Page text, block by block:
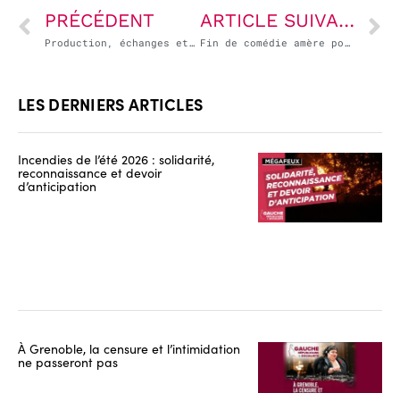
PRÉCÉDENT
Production, échanges et transition écologique : l’Europe n’a pas de stratégie
ARTICLE SUIVANT
Fin de comédie amère pour l’examen du budget au Sénat
LES DERNIERS ARTICLES
Incendies de l’été 2026 : solidarité,
reconnaissance et devoir
d’anticipation
À Grenoble, la censure et l’intimidation
ne passeront pas